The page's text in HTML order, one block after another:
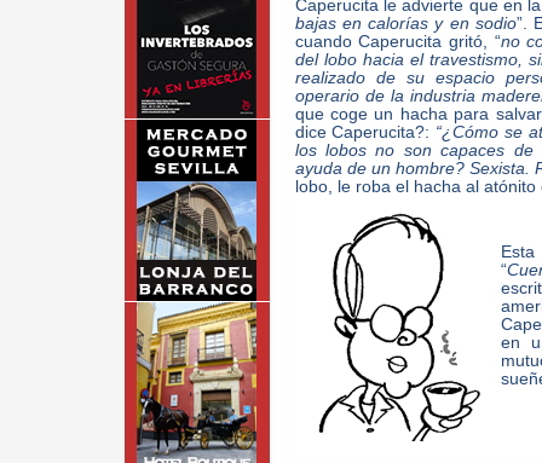
Caperucita le advierte que en
bajas en calorías y en sodio”.
cuando Caperucita gritó, “no
del lobo hacia el travestismo,
realizado de su espacio
operario de la industria
que coge un hacha para
dice Caperucita?: “¿Cómo se
los lobos no son capaces de
ayuda de un hombre? Sexista.
lobo, le roba el hacha al
“
en